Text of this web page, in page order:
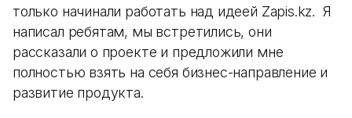
только начинали работать над идеей Zapis.kz. Я
написал ребятам, мы встретились, они
рассказали о проекте и предложили мне
полностью взять на себя бизнес-направление и
развитие продукта.